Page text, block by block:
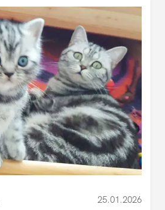
25.01.2026